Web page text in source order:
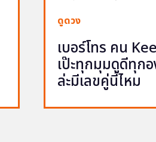
ดูดวง
เบอร์โทร คน
เป๊ะทุกมุมดูดีทุก
ล่ะมีเลขคู่นี้ไหม